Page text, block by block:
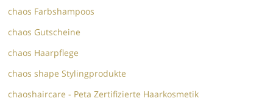
chaos Farbshampoos
chaos Gutscheine
chaos Haarpflege
chaos shape Stylingprodukte
chaoshaircare - Peta Zertifizierte Haarkosmetik